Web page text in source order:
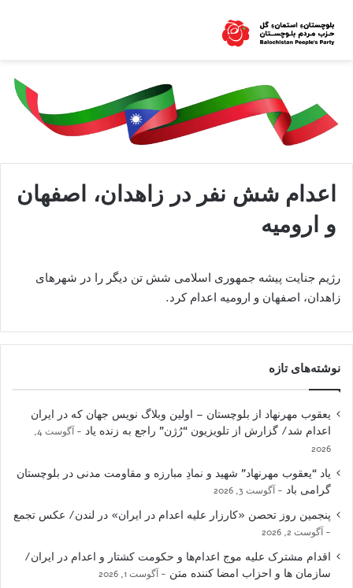
اعدام شش نفر در زاهدان، اصفهان
و ارومیه
رژیم جنایت پیشه جمهوری اسلامی شش تن دیگر را در شهرهای
زاهدان، اصفهان و ارومیه اعدام کرد.
نوشته‌های تازه
یعقوب مهرنهاد از بلوچستان – اولین وبلاگ نویس جهان که در ایران
اعدام شد/ گزارش از تلویزیون “رُژن” راجع به زنده یاد
آگوست 4,
2026
یاد “یعقوب مهرنهاد” شهید و نمادِ مبارزه و مقاومت مدنی در بلوچستان
گرامی باد
آگوست 3, 2026
پنجمین روز تحصن «کارزار علیه اعدام در ایران» در لندن/ عکس تجمع
آگوست 2, 2026
اقدام مشترک علیه موج اعدام‌ها و حکومت کشتار و اعدام در ایران/
سازمان ها و احزاب امضا کننده متن
آگوست 1, 2026